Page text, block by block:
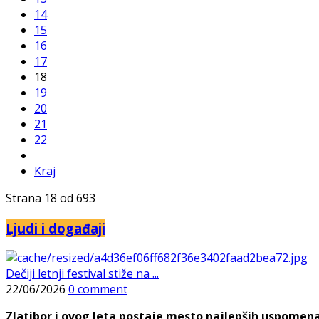
14
15
16
17
18
19
20
21
22
Kraj
Strana 18 od 693
Ljudi i događaji
Dečiji letnji festival stiže na ...
22/06/2026 0 comment